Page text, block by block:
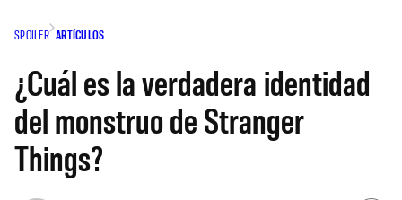
SPOILER ARTÍCULOS
¿Cuál es la verdadera identidad
del monstruo de Stranger
Things?